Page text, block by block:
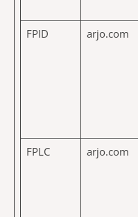
FPID arjo.com
FPLC arjo.com